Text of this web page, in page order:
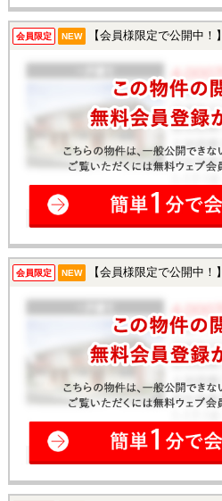
会員限定 NEW 【会員様限定で公開中！】
会員限定 NEW 【会員様限定で公開中！】